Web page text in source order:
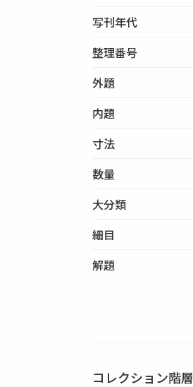
写刊年代
整理番号
外題
内題
寸法
数量
大分類
細目
解題
コレクション階層